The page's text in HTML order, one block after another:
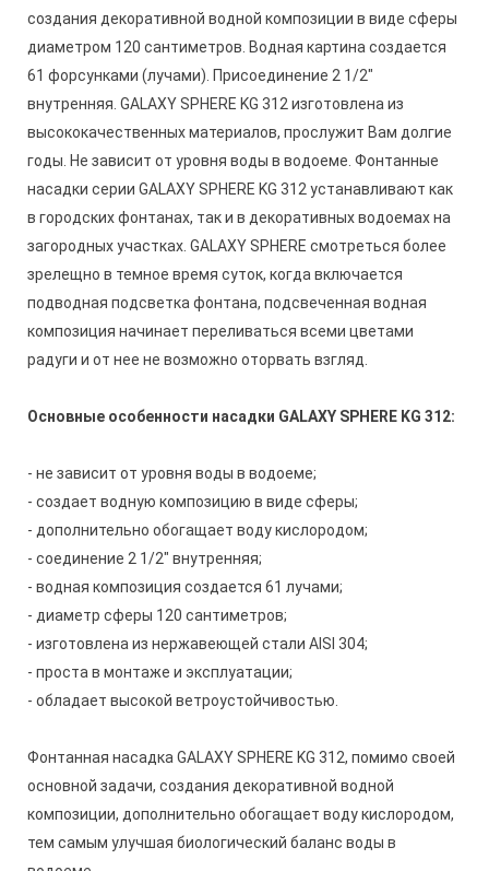
создания декоративной водной композиции в виде сферы
диаметром 120 сантиметров. Водная картина создается
61 форсунками (лучами). Присоединение 2 1/2"
внутренняя. GALAXY SPHERE KG 312 изготовлена из
высококачественных материалов, прослужит Вам долгие
годы. Не зависит от уровня воды в водоеме. Фонтанные
насадки серии GALAXY SPHERE KG 312 устанавливают как
в городских фонтанах, так и в декоративных водоемах на
загородных участках. GALAXY SPHERE смотреться более
зрелещно в темное время суток, когда включается
подводная подсветка фонтана, подсвеченная водная
композиция начинает переливаться всеми цветами
радуги и от нее не возможно оторвать взгляд.
Основные особенности насадки GALAXY SPHERE KG 312:
- не зависит от уровня воды в водоеме;
- создает водную композицию в виде сферы;
- дополнительно обогащает воду кислородом;
- соединение 2 1/2" внутренняя;
- водная композиция создается 61 лучами;
- диаметр сферы 120 сантиметров;
- изготовлена из нержавеющей стали AISI 304;
- проста в монтаже и эксплуатации;
- обладает высокой ветроустойчивостью.
Фонтанная насадка GALAXY SPHERE KG 312, помимо своей
основной задачи, создания декоративной водной
композиции, дополнительно обогащает воду кислородом,
тем самым улучшая биологический баланс воды в